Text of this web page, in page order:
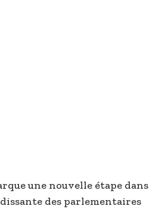
une nouvelle étape dans
des parlementaires